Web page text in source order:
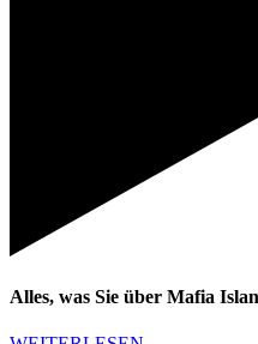
Alles, was Sie über Mafia